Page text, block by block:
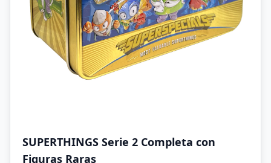
SUPERTHINGS Serie 2 Completa con
Figuras Raras